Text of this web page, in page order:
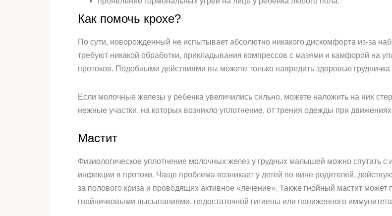
Как помочь крохе?
По сути, новорожденный не испытывает абсолютно никакого дискомфорта из-за
требуют никакой обработки, прикладывания компрессов с мазями и камфорой на
протоков. Подобными действиями вы можете только навредить здоровью
Если молочные железы у ребенка увеличились сильно, можете наложить на них
нежные участки, на которых возникло уплотнение, от трения одежды при
Мастит
Физиологическое уплотнение молочных желез у грудных малышей можно спутать
инфекции в протоки. Чаще проблема возникает у детей по вине родителей,
за полового криза и проводящих активное «лечение». Также гнойный мастит
гнойничковыми высыпаниями, недостаточной гигиены или пониженного